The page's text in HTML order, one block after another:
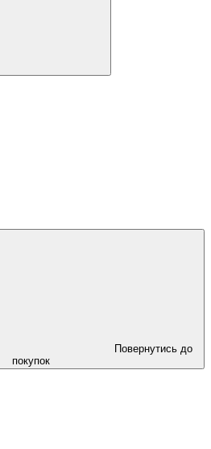
Повернутись до
покупок